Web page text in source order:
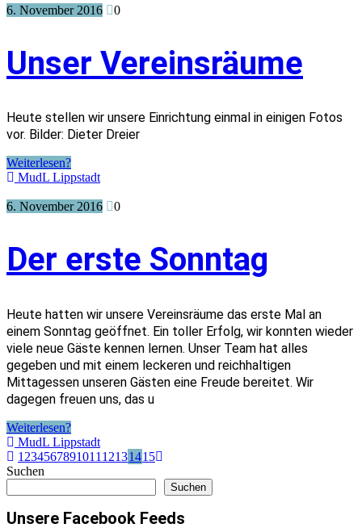
6. November 2016 0
Unser Vereinsräume
Heute stellen wir unsere Einrichtung einmal in einigen Fotos
vor. Bilder: Dieter Dreier
Weiterlesen?
MudL Lippstadt
6. November 2016 0
Der erste Sonntag
Heute hatten wir unsere Vereinsräume das erste Mal an
einem Sonntag geöffnet. Ein toller Erfolg, wir konnten wieder
viele neue Gäste kennen lernen. Unser Team hat alles
gegeben und mit einem leckeren und reichhaltigen
Mittagessen unseren Gästen eine Freude bereitet. Wir
dagegen freuen uns, das u
Weiterlesen?
MudL Lippstadt
1 234567891011 12131415
Suchen
Suchen
Unsere Facebook Feeds